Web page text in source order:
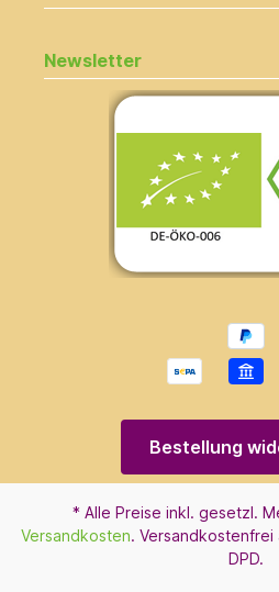
Newsletter
Bestellung
* Alle Preise inkl. gesetzl.
Versandkosten.
DPD.